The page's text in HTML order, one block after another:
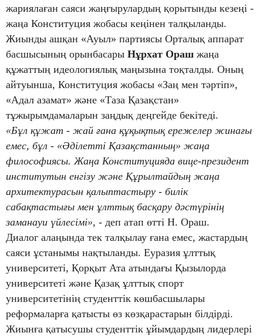
жариялаған саяси жаңғырулардың қорытынды кезеңі -
жаңа Конституция жобасы кеңінен талқыланды.
Жиынды ашқан «Ауыл» партиясы Орталық аппарат
басшысының орынбасары Нұрхат Ораш жаңа
құжаттың идеологиялық маңызына тоқталды. Оның
айтуынша, Конституция жобасы «Заң мен тәртіп»,
«Адал азамат» және «Таза Қазақстан»
тұжырымдамаларын заңдық деңгейде бекітеді.
«Бұл құжат - жай ғана құқықтық ережелер жинағы
емес, бұл - «Әділетті Қазақстанның» жаңа
философиясы. Жаңа Конституцияда вице-президент
институтын енгізу және Құрылтайдың жаңа
архитектурасын қалыптастыру - билік
сабақтастығы мен ұлттық басқару дәстүрінің
заманауи үйлесімі», - деп атап өтті Н. Ораш.
Диалог алаңында тек талқылау ғана емес, жастардың
саяси ұстанымы нақтыланды. Еуразия ұлттық
университеті, Қорқыт Ата атындағы Қызылорда
университеті және Қазақ ұлттық спорт
университетінің студенттік көшбасшылары
реформаларға қатысты өз көзқарастарын білдірді.
Жиынға қатысушы студенттік ұйымдардың лидерлері